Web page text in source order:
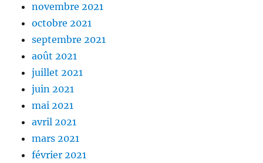
novembre 2021
octobre 2021
septembre 2021
août 2021
juillet 2021
juin 2021
mai 2021
avril 2021
mars 2021
février 2021